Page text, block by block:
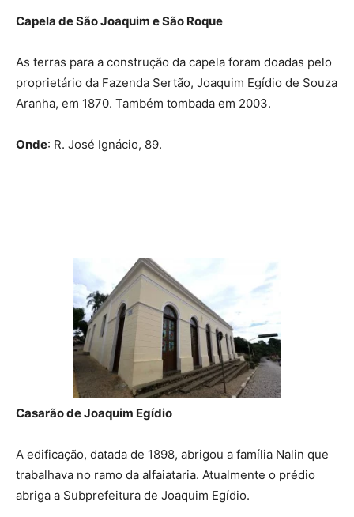
Capela de São Joaquim e São Roque
As terras para a construção da capela foram doadas pelo
proprietário da Fazenda Sertão, Joaquim Egídio de Souza
Aranha, em 1870. Também tombada em 2003.
Onde: R. José Ignácio, 89.
Casarão de Joaquim Egídio
A edificação, datada de 1898, abrigou a família Nalin que
trabalhava no ramo da alfaiataria. Atualmente o prédio
abriga a Subprefeitura de Joaquim Egídio.